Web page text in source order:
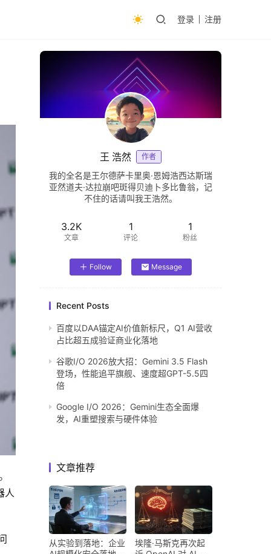
登录 注册
人
王 浩然 作者
我的全名是王尔德萨卡里奥·恩姆浩西达斯瑞
亚然道夫·达拉崩吧斑得贝迪卜多比鲁翁，记
不住的话请叫我王浩然。
3.2K
文章
1
评论
1
粉丝
Follow Message
Recent Posts
百度以DAA锚定AI价值新标尺，Q1 AI营收
占比超五成验证商业化落地
谷歌I/O 2026放大招：Gemini 3.5 Flash
登场，性能追平旗舰、速度超GPT-5.5四
倍
Google I/O 2026：Gemini生态全面爆
发，AI重塑搜索与硬件体验
文章推荐
从实验到落地：企业
埃隆·马斯克再次起